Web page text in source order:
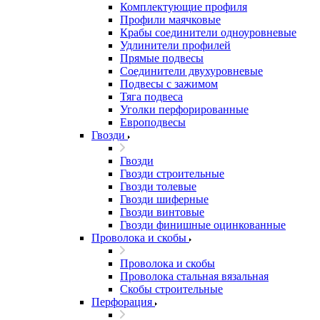
Комплектующие профиля
Профили маячковые
Крабы соединители одноуровневые
Удлинители профилей
Прямые подвесы
Соединители двухуровневые
Подвесы с зажимом
Тяга подвеса
Уголки перфорированные
Европодвесы
Гвозди
Гвозди
Гвозди строительные
Гвозди толевые
Гвозди шиферные
Гвозди винтовые
Гвозди финишные оцинкованные
Проволока и скобы
Проволока и скобы
Проволока стальная вязальная
Скобы строительные
Перфорация